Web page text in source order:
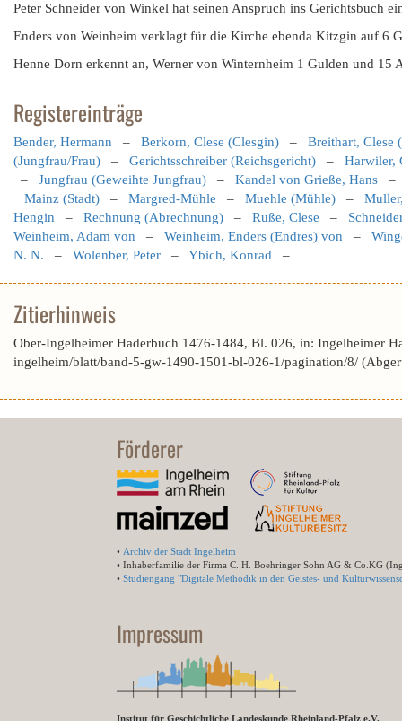
Peter Schneider von Winkel hat seinen Anspruch ins Gerichtsbuch
Enders von Weinheim verklagt für die Kirche ebenda Kitzgin auf 6
Henne Dorn erkennt an, Werner von Winternheim 1 Gulden und 15
Registereinträge
Bender, Hermann – Berkorn, Clese (Clesgin) – Breithart, Clese
(Jungfrau/Frau) – Gerichtsschreiber (Reichsgericht) – Harwiler,
– Jungfrau (Geweihte Jungfrau) – Kandel von Grieße, Hans
Mainz (Stadt) – Margred-Mühle – Muehle (Mühle) –
Hengin – Rechnung (Abrechnung) – Ruße, Clese –
Weinheim, Adam von – Weinheim, Enders (Endres) von –
N. N. – Wolenber, Peter – Ybich, Konrad –
Zitierhinweis
Ober-Ingelheimer Haderbuch 1476-1484, Bl. 026, in: Ingelheimer
ingelheim/blatt/band-5-gw-1490-1501-bl-026-1/pagination/8/
Förderer
• Archiv der Stadt Ingelheim
• Inhaberfamilie der Firma C. H. Boehringer Sohn AG & Co.KG
• Studiengang "Digitale Methodik in den Geistes- und
Impressum
Institut für Geschichtliche Landeskunde Rheinland-Pfalz e.V.